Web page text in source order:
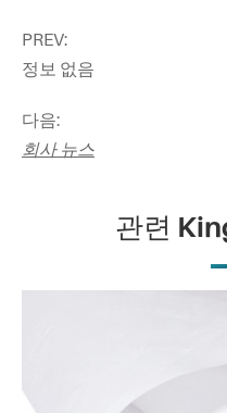
PREV:
정보 없음
다음:
회사 뉴스
관련